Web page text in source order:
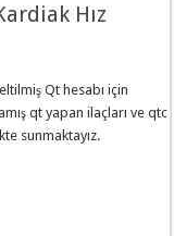
Hız
Qt hesabı için
qt yapan ilaçları ve qtc
sunmaktayız.